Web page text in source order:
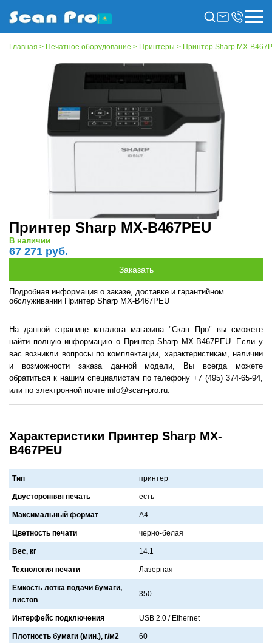
Главная > Печатное оборудование > Принтеры > Принтер Sharp MX-
Принтер Sharp MX-B467PEU
В наличии
67 271 руб.
Подробная информация о заказе, доставке и гарантийном
обслуживании Принтер Sharp MX-B467PEU
На данной странице каталога магазина "Скан Про" вы сможете
найти полную информацию о Принтер Sharp MX-B467PEU. Если у
вас возникли вопросы по комплектации, характеристикам, наличии
и возможности заказа данной модели, Вы всегда можете
обратиться к нашим специалистам по телефону +7 (495) 374-65-94,
или по электронной почте info@scan-pro.ru.
Характеристики Принтер Sharp MX-
B467PEU
Тип принтер
Двусторонняя печать есть
Максимальный формат A4
Цветность печати черно-белaя
Вес, кг 14.1
Технология печати Лaзернaя
Емкость лотка подачи бумаги,
листов
350
Интерфейс подключения USB 2.0 / Ethernet
Плотность бумаги (мин.), г/м2 60